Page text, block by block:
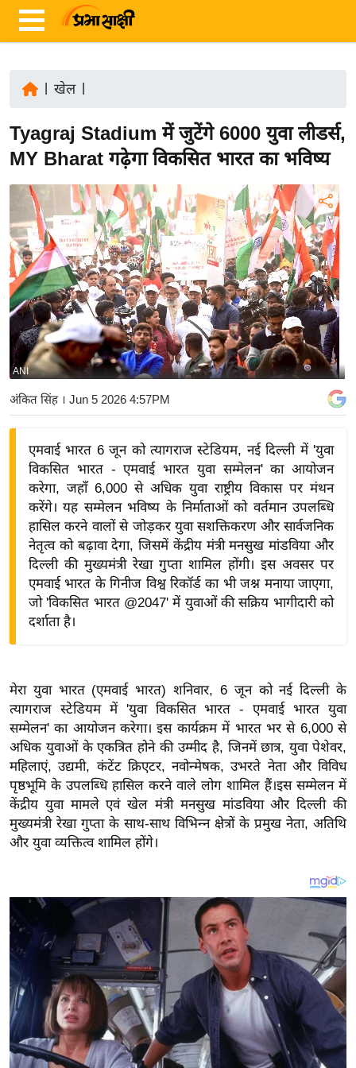
ज़ा
ख
रा
ष्ट्री
य
अं
त
र्रा
ष्ट्री
य
बि
ज़
द्यो
वि
रा
य
ब
ज
ट
खे
ल
क्रि
ट
L
2
0
2
6
खेल|
Tyagraj Stadium में जुटेंगे 6000 युवा लीडर्स,
MY Bharat गढ़ेगा विकसित भारत का भविष्य
ANI
अंकित सिंह। Jun 5 2026 4:57PM
एमवाई भारत 6 जून को त्यागराज स्टेडियम, नई दिल्ली में 'युवा
विकसित भारत - एमवाई भारत युवा सम्मेलन' का आयोजन
करेगा, जहाँ 6,000 से अधिक युवा राष्ट्रीय विकास पर मंथन
करेंगे। यह सम्मेलन भविष्य के निर्माताओं को वर्तमान उपलब्धि
हासिल करने वालों से जोड़कर युवा सशक्तिकरण और सार्वजनिक
नेतृत्व को बढ़ावा देगा, जिसमें केंद्रीय मंत्री मनसुख मांडविया और
दिल्ली की मुख्यमंत्री रेखा गुप्ता शामिल होंगी। इस अवसर पर
एमवाई भारत के गिनीज विश्व रिकॉर्ड का भी जश्न मनाया जाएगा,
जो 'विकसित भारत @2047' में युवाओं की सक्रिय भागीदारी को
दर्शाता है।
मेरा युवा भारत (एमवाई भारत) शनिवार, 6 जून को नई दिल्ली के
त्यागराज स्टेडियम में 'युवा विकसित भारत - एमवाई भारत युवा
सम्मेलन' का आयोजन करेगा। इस कार्यक्रम में भारत भर से 6,000 से
अधिक युवाओं के एकत्रित होने की उम्मीद है, जिनमें छात्र, युवा पेशेवर,
महिलाएं, उद्यमी, कंटेंट क्रिएटर, नवोन्मेषक, उभरते नेता और विविध
पृष्ठभूमि के उपलब्धि हासिल करने वाले लोग शामिल हैं।इस सम्मेलन में
केंद्रीय युवा मामले एवं खेल मंत्री मनसुख मांडविया और दिल्ली की
मुख्यमंत्री रेखा गुप्ता के साथ-साथ विभिन्न क्षेत्रों के प्रमुख नेता, अतिथि
और युवा व्यक्तित्व शामिल होंगे।